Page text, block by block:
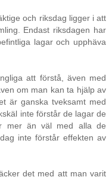
och riksdag ligger i att
Endast riksdagen har
lagar och upphäva
att förstå, även med
om man kan ta hjälp av
är ganska tveksamt med
inte förstår de lagar de
mer än väl med alla de
inte förstår effekten av
det med att man varit